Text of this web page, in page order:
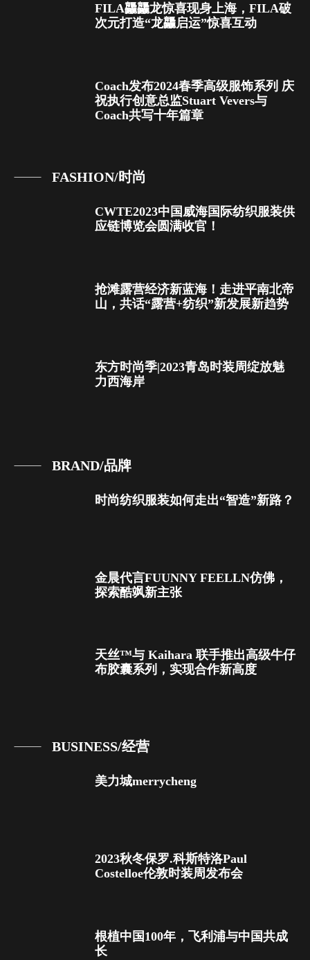
FILA龘龘龙惊喜现身上海，FILA破
次元打造“龙龘启运”惊喜互动
Coach发布2024春季高级服饰系列 庆
祝执行创意总监Stuart Vevers与
Coach共写十年篇章
FASHION/时尚
CWTE2023中国威海国际纺织服装供
应链博览会圆满收官！
抢滩露营经济新蓝海！走进平南北帝
山，共话“露营+纺织”新发展新趋势
东方时尚季|2023青岛时装周绽放魅
力西海岸
BRAND/品牌
时尚纺织服装如何走出“智造”新路？
金晨代言FUUNNY FEELLN仿佛，
探索酷飒新主张
天丝™与 Kaihara 联手推出高级牛仔
布胶囊系列，实现合作新高度
BUSINESS/经营
美力城merrycheng
2023秋冬保罗.科斯特洛Paul
Costelloe伦敦时装周发布会
根植中国100年，飞利浦与中国共成
长